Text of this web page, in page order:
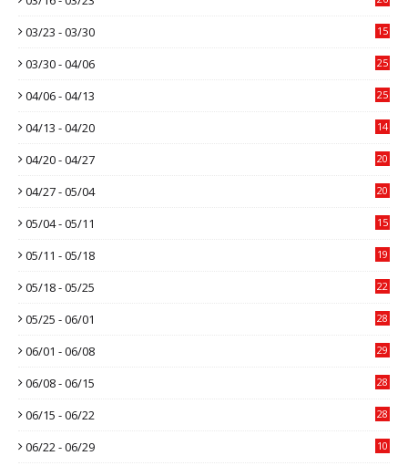
03/23 - 03/30 15
03/30 - 04/06 25
04/06 - 04/13 25
04/13 - 04/20 14
04/20 - 04/27 20
04/27 - 05/04 20
05/04 - 05/11 15
05/11 - 05/18 19
05/18 - 05/25 22
05/25 - 06/01 28
06/01 - 06/08 29
06/08 - 06/15 28
06/15 - 06/22 28
06/22 - 06/29 10